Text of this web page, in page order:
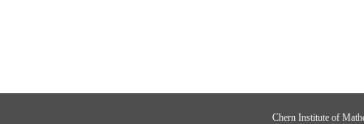
Chern Institute of